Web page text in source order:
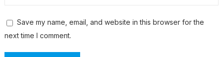
Save my name, email, and website in this browser for the
next time I comment.